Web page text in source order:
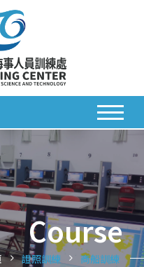
Course
證照訓練 商船訓練